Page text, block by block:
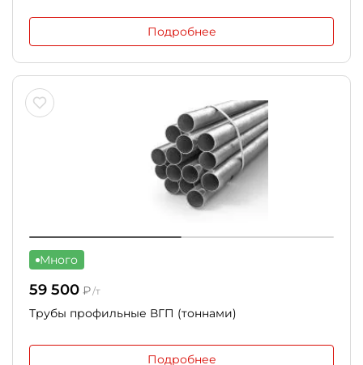
Подробнее
Много
59 500 ₽/т
Трубы профильные ВГП (тоннами)
Подробнее